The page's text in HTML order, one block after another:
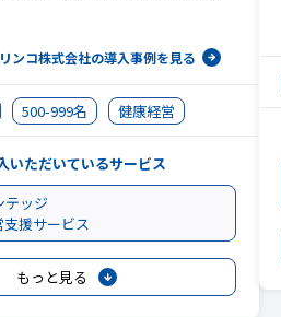
ンコ株式会社の導入事例を見る
500-999名 健康経営
いただいているサービス
テッジ
援サービス
もっと見る